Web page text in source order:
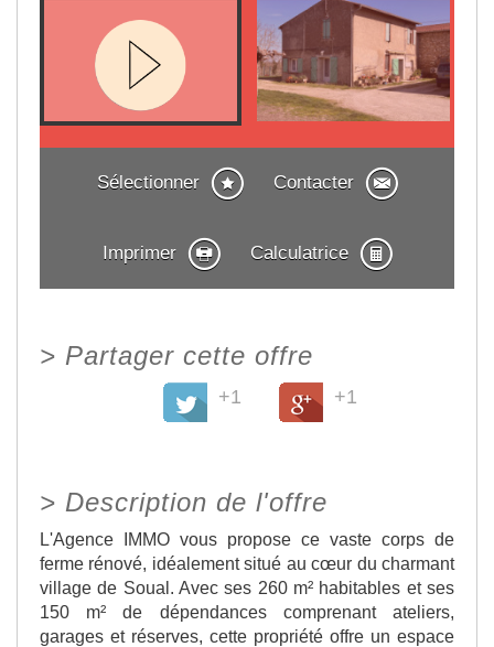
Sélectionner Contacter
Imprimer Calculatrice
> Partager cette offre
+1 +1
> Description de l'offre
L'Agence IMMO vous propose ce vaste corps de
ferme rénové, idéalement situé au cœur du charmant
village de Soual. Avec ses 260 m² habitables et ses
150 m² de dépendances comprenant ateliers,
garages et réserves, cette propriété offre un espace